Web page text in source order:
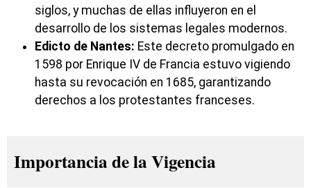
siglos, y muchas de ellas influyeron en el
desarrollo de los sistemas legales modernos.
Edicto de Nantes: Este decreto promulgado en
1598 por Enrique IV de Francia estuvo vigiendo
hasta su revocación en 1685, garantizando
derechos a los protestantes franceses.
Importancia de la Vigencia